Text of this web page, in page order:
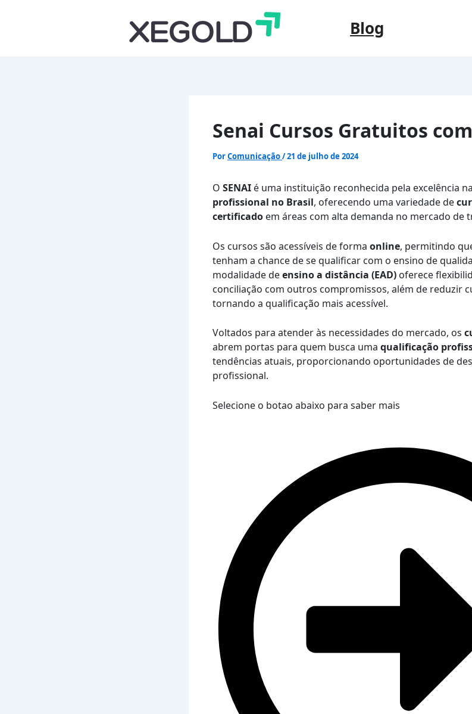
Blog
Senai Cursos Gratuitos
PorComunicação/21 de julho de 2024
O SENAI é uma instituição reconhecida pela excelência na
profissional no Brasil, oferecendo uma variedade de
certificado em áreas com alta demanda no mercado de
Os cursos são acessíveis de forma online, permitindo
tenham a chance de se qualificar com o ensino de
modalidade deensino a distância (EAD) oferece
conciliação com outros compromissos, além de reduzir
tornando a qualificação mais acessível.
Voltados para atender às necessidades do mercado, os
abrem portas para quem busca uma qualificação
tendências atuais, proporcionando oportunidades de
profissional.
Selecione o botao abaixo para saber mais